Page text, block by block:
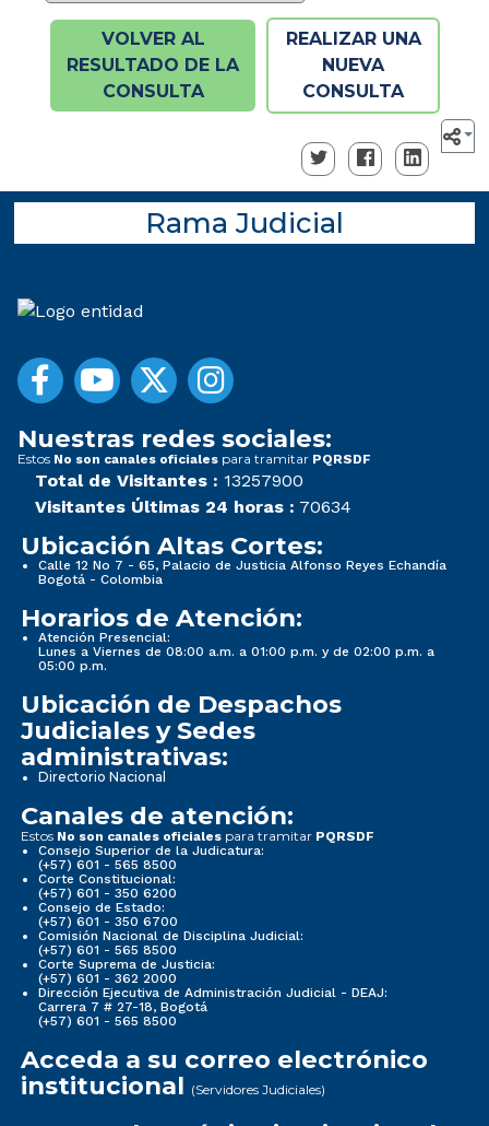
VOLVER AL
RESULTADO DE LA
CONSULTA
REALIZAR UNA
NUEVA
CONSULTA
Rama Judicial
Nuestras redes sociales:
Estos No son canales oficiales para tramitar PQRSDF
Total de Visitantes : 13257900
Visitantes Últimas 24 horas : 70634
Ubicación Altas Cortes:
Calle 12 No 7 - 65, Palacio de Justicia Alfonso Reyes Echandía
Bogotá - Colombia
Horarios de Atención:
Atención Presencial:
Lunes a Viernes de 08:00 a.m. a 01:00 p.m. y de 02:00 p.m. a
05:00 p.m.
Ubicación de Despachos
Judiciales y Sedes
administrativas:
Directorio Nacional
Canales de atención:
Estos No son canales oficiales para tramitar PQRSDF
Consejo Superior de la Judicatura:
(+57) 601 - 565 8500
Corte Constitucional:
(+57) 601 - 350 6200
Consejo de Estado:
(+57) 601 - 350 6700
Comisión Nacional de Disciplina Judicial:
(+57) 601 - 565 8500
Corte Suprema de Justicia:
(+57) 601 - 362 2000
Dirección Ejecutiva de Administración Judicial - DEAJ:
Carrera 7 # 27-18, Bogotá
(+57) 601 - 565 8500
Acceda a su correo electrónico
institucional (Servidores Judiciales)